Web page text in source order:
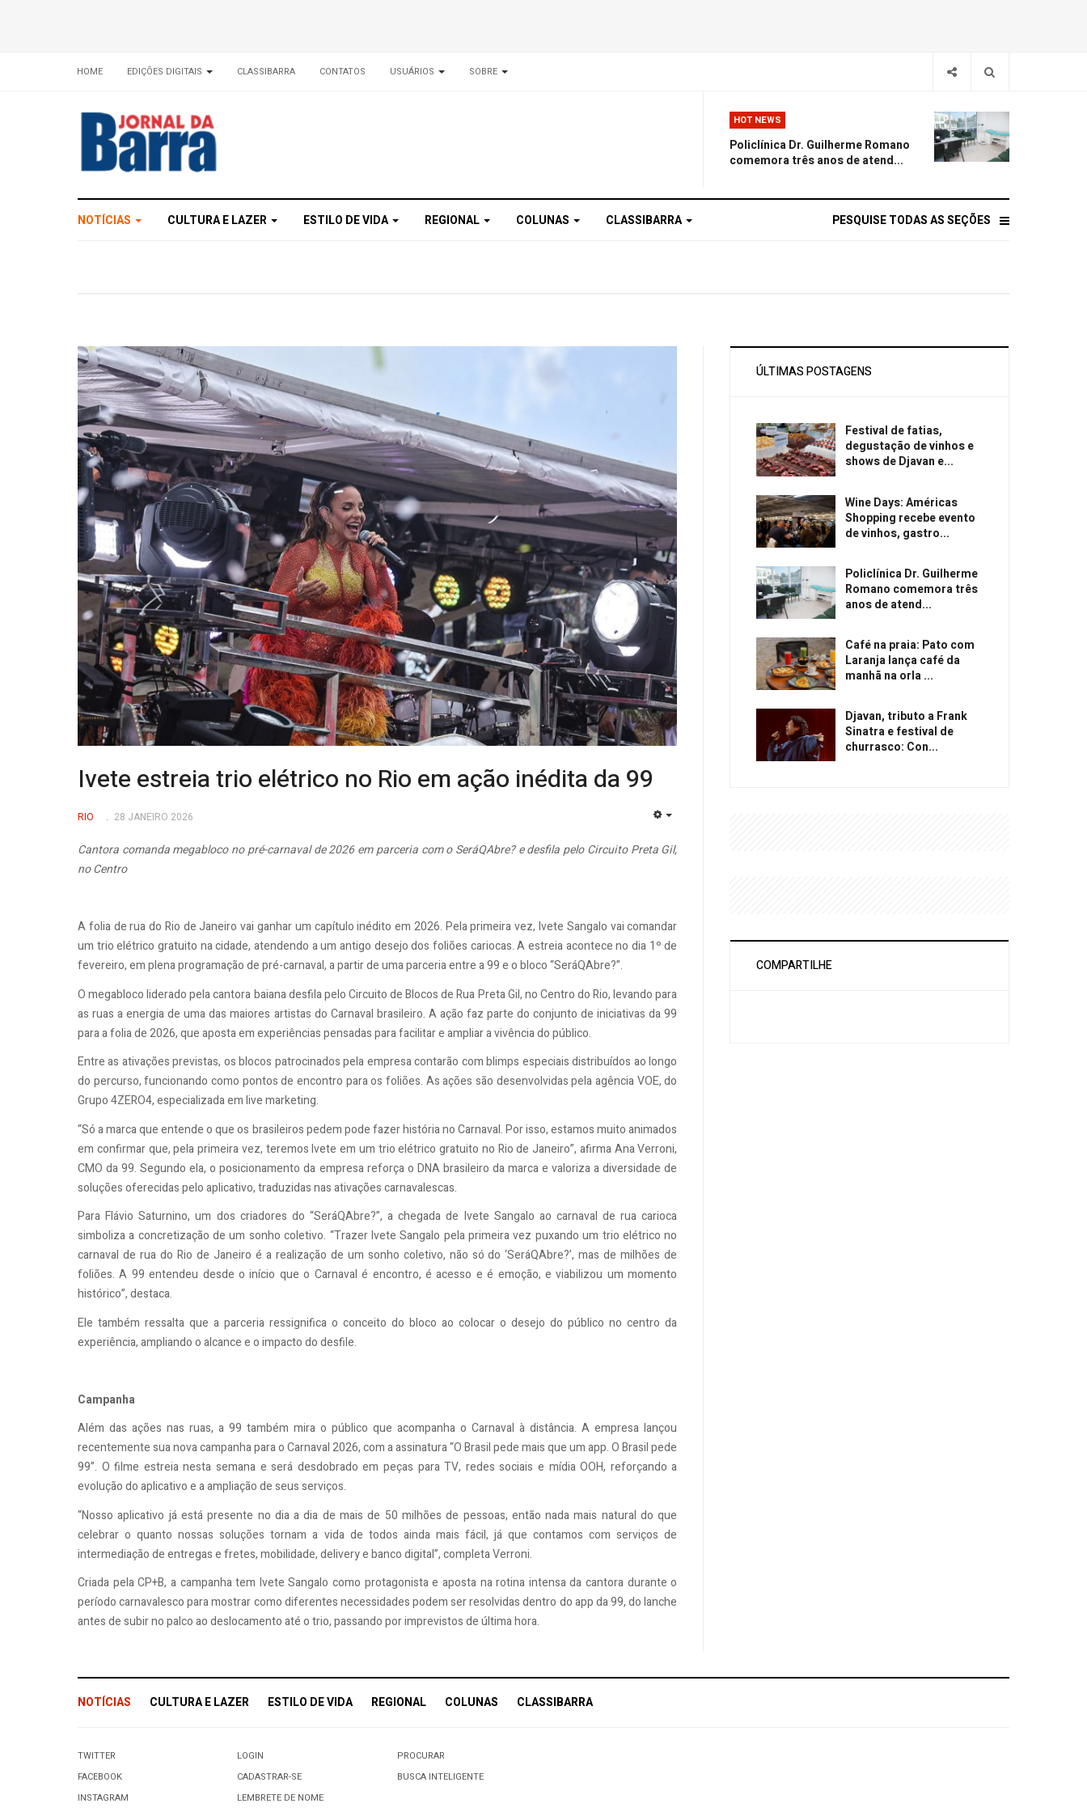
HOME EDIÇÕES DIGITAIS CLASSIBARRA CONTATOS USUÁRIOS SOBRE
HOT NEWS
Policlínica Dr. Guilherme Romano
comemora três anos de atend...
NOTÍCIAS CULTURA E LAZER ESTILO DE VIDA REGIONAL COLUNAS CLASSIBARRA PESQUISE TODAS AS SEÇÕES
Ivete estreia trio elétrico no Rio em ação inédita da 99
RIO 28 JANEIRO 2026
Cantora comanda megabloco no pré-carnaval de 2026 em parceria com o SeráQAbre? e desfila pelo Circuito Preta Gil,
no Centro
A folia de rua do Rio de Janeiro vai ganhar um capítulo inédito em 2026. Pela primeira vez, Ivete Sangalo vai comandar
um trio elétrico gratuito na cidade, atendendo a um antigo desejo dos foliões cariocas. A estreia acontece no dia 1º de
fevereiro, em plena programação de pré-carnaval, a partir de uma parceria entre a 99 e o bloco “SeráQAbre?”.
O megabloco liderado pela cantora baiana desfila pelo Circuito de Blocos de Rua Preta Gil, no Centro do Rio, levando para
as ruas a energia de uma das maiores artistas do Carnaval brasileiro. A ação faz parte do conjunto de iniciativas da 99
para a folia de 2026, que aposta em experiências pensadas para facilitar e ampliar a vivência do público.
Entre as ativações previstas, os blocos patrocinados pela empresa contarão com blimps especiais distribuídos ao longo
do percurso, funcionando como pontos de encontro para os foliões. As ações são desenvolvidas pela agência VOE, do
Grupo 4ZERO4, especializada em live marketing.
“Só a marca que entende o que os brasileiros pedem pode fazer história no Carnaval. Por isso, estamos muito animados
em confirmar que, pela primeira vez, teremos Ivete em um trio elétrico gratuito no Rio de Janeiro”, afirma Ana Verroni,
CMO da 99. Segundo ela, o posicionamento da empresa reforça o DNA brasileiro da marca e valoriza a diversidade de
soluções oferecidas pelo aplicativo, traduzidas nas ativações carnavalescas.
Para Flávio Saturnino, um dos criadores do “SeráQAbre?”, a chegada de Ivete Sangalo ao carnaval de rua carioca
simboliza a concretização de um sonho coletivo. “Trazer Ivete Sangalo pela primeira vez puxando um trio elétrico no
carnaval de rua do Rio de Janeiro é a realização de um sonho coletivo, não só do ‘SeráQAbre?’, mas de milhões de
foliões. A 99 entendeu desde o início que o Carnaval é encontro, é acesso e é emoção, e viabilizou um momento
histórico”, destaca.
Ele também ressalta que a parceria ressignifica o conceito do bloco ao colocar o desejo do público no centro da
experiência, ampliando o alcance e o impacto do desfile.
Campanha
Além das ações nas ruas, a 99 também mira o público que acompanha o Carnaval à distância. A empresa lançou
recentemente sua nova campanha para o Carnaval 2026, com a assinatura “O Brasil pede mais que um app. O Brasil pede
99”. O filme estreia nesta semana e será desdobrado em peças para TV, redes sociais e mídia OOH, reforçando a
evolução do aplicativo e a ampliação de seus serviços.
“Nosso aplicativo já está presente no dia a dia de mais de 50 milhões de pessoas, então nada mais natural do que
celebrar o quanto nossas soluções tornam a vida de todos ainda mais fácil, já que contamos com serviços de
intermediação de entregas e fretes, mobilidade, delivery e banco digital”, completa Verroni.
Criada pela CP+B, a campanha tem Ivete Sangalo como protagonista e aposta na rotina intensa da cantora durante o
período carnavalesco para mostrar como diferentes necessidades podem ser resolvidas dentro do app da 99, do lanche
antes de subir no palco ao deslocamento até o trio, passando por imprevistos de última hora.
ÚLTIMAS POSTAGENS
Festival de fatias,
degustação de vinhos e
shows de Djavan e...
Wine Days: Américas
Shopping recebe evento
de vinhos, gastro...
Policlínica Dr. Guilherme
Romano comemora três
anos de atend...
Café na praia: Pato com
Laranja lança café da
manhã na orla ...
Djavan, tributo a Frank
Sinatra e festival de
churrasco: Con...
COMPARTILHE
NOTÍCIAS CULTURA E LAZER ESTILO DE VIDA REGIONAL COLUNAS CLASSIBARRA
TWITTER
FACEBOOK
INSTAGRAM
LOGIN
CADASTRAR-SE
LEMBRETE DE NOME
PROCURAR
BUSCA INTELIGENTE